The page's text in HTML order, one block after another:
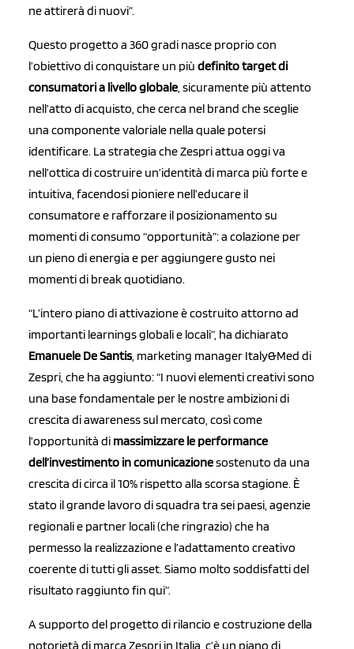
ne attirerà di nuovi”.
Questo progetto a 360 gradi nasce proprio con
l’obiettivo di conquistare un più definito target di
consumatori a livello globale, sicuramente più attento
nell’atto di acquisto, che cerca nel brand che sceglie
una componente valoriale nella quale potersi
identificare. La strategia che Zespri attua oggi va
nell’ottica di costruire un’identità di marca più forte e
intuitiva, facendosi pioniere nell’educare il
consumatore e rafforzare il posizionamento su
momenti di consumo “opportunità”: a colazione per
un pieno di energia e per aggiungere gusto nei
momenti di break quotidiano.
“L’intero piano di attivazione è costruito attorno ad
importanti learnings globali e locali”, ha dichiarato
Emanuele De Santis, marketing manager Italy&Med di
Zespri, che ha aggiunto: “I nuovi elementi creativi sono
una base fondamentale per le nostre ambizioni di
crescita di awareness sul mercato, così come
l’opportunità di massimizzare le performance
dell’investimento in comunicazionesostenuto da una
crescita di circa il 10% rispetto alla scorsa stagione. È
stato il grande lavoro di squadra tra sei paesi, agenzie
regionali e partner locali (che ringrazio) che ha
permesso la realizzazione e l’adattamento creativo
coerente di tutti gli asset. Siamo molto soddisfatti del
risultato raggiunto fin qui”.
A supporto del progetto di rilancio e costruzione della
notorietà di marca Zespri in Italia, c’è un piano di